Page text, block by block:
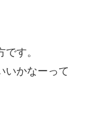
す。
いかなーって